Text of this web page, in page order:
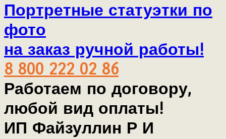
Портретные статуэтки по
фото
на заказ ручной работы!
8 800 222 02 86
Работаем по договору,
любой вид оплаты!
ИП Файзуллин Р И